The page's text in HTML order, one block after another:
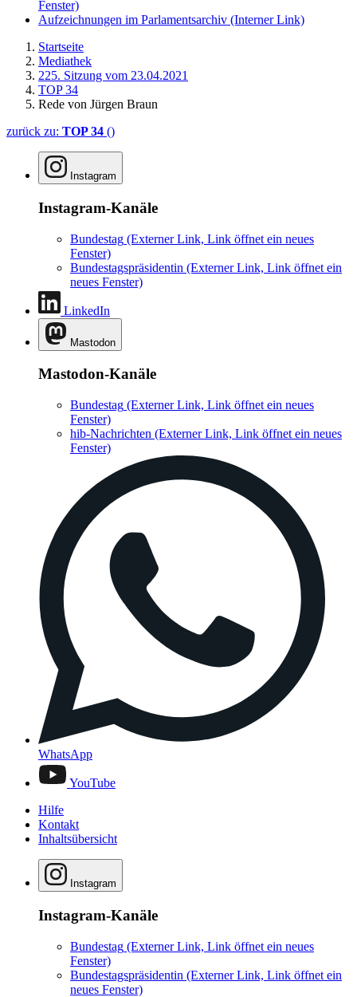
Fenster)
Aufzeichnungen im Parlamentsarchiv (Interner Link)
Startseite
Mediathek
225. Sitzung vom 23.04.2021
TOP 34
Rede von Jürgen Braun
zurück zu: TOP 34 ()
Instagram
Instagram-Kanäle
Bundestag (Externer Link, Link öffnet ein neues
Fenster)
Bundestagspräsidentin (Externer Link, Link öffnet ein
neues Fenster)
LinkedIn
Mastodon
Mastodon-Kanäle
Bundestag (Externer Link, Link öffnet ein neues
Fenster)
hib-Nachrichten (Externer Link, Link öffnet ein neues
Fenster)
WhatsApp
YouTube
Hilfe
Kontakt
Inhaltsübersicht
Instagram
Instagram-Kanäle
Bundestag (Externer Link, Link öffnet ein neues
Fenster)
Bundestagspräsidentin (Externer Link, Link öffnet ein
neues Fenster)